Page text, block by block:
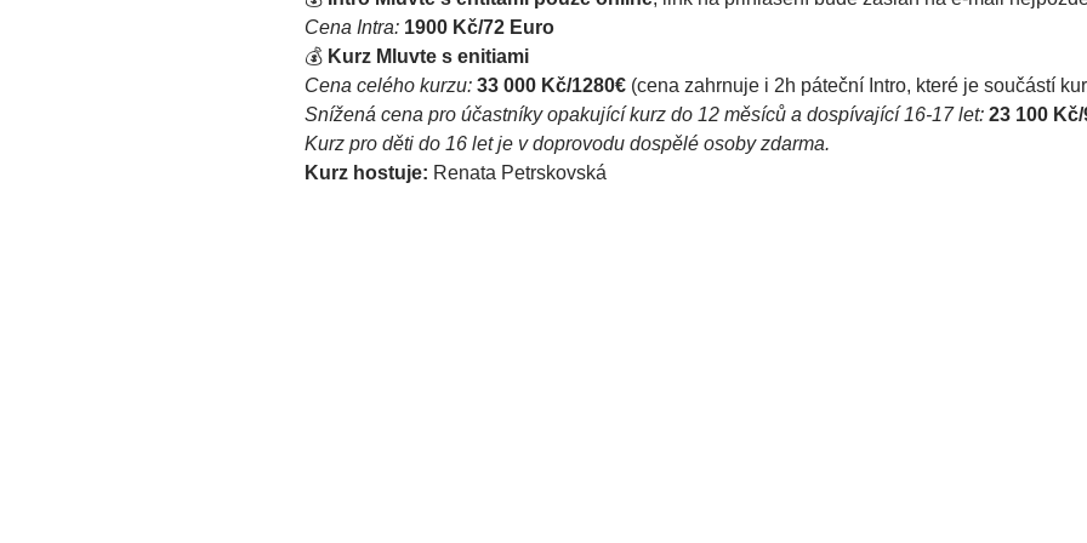
Cena Intra: 1900 Kč/72 Euro
💰 Kurz Mluvte s enitiami
Cena celého kurzu: 33 000 Kč/1280€ (cena zahrnuje i 2h páteční Intro, které je součástí
Snížená cena pro účastníky opakující kurz do 12 měsíců a dospívající 16-17 let: 23 100 Kč/
Kurz pro děti do 16 let je v doprovodu dospělé osoby zdarma.
Kurz hostuje: Renata Petrskovská